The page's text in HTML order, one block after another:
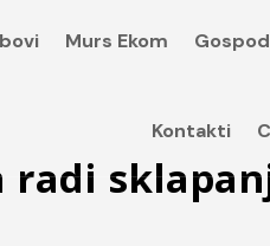
Murs Ekom
Kontakti
radi